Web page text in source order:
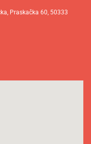
Praskačka 60, 50333